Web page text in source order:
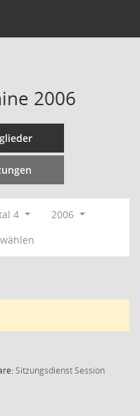
2006
4
2006
SitzungsdienstSession(Wird in